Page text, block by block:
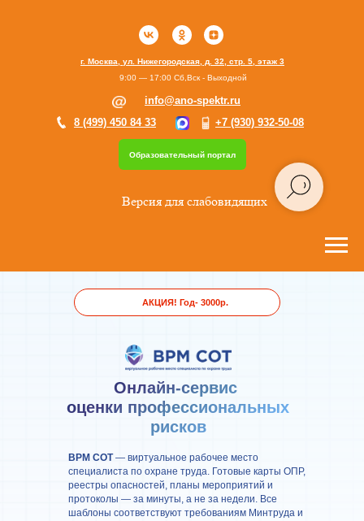
Образовательный портал
г. Москва, ул. Нижегородская, д. 32, стр. 5, этаж 3
+7 (930) 932-50-08
8 (499) 450 84 33
info@ano-spektr.ru
9:00 — 17:00 Сб,Вск - Выходной
Версия для слабовидящих
Онлайн-сервис
оценки профессиональных
рисков
АКЦИЯ! Год- 3000р.
ВРМ СОТ— виртуальное рабочее место
специалиста по охране труда. Готовые карты ОПР,
реестры опасностей, планы мероприятий и
протоколы — за минуты, а не за недели. Все
шаблоны соответствуют требованиям Минтруда и